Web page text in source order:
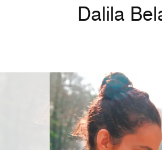
Dalila